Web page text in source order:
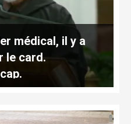
médical, il y a
le card.